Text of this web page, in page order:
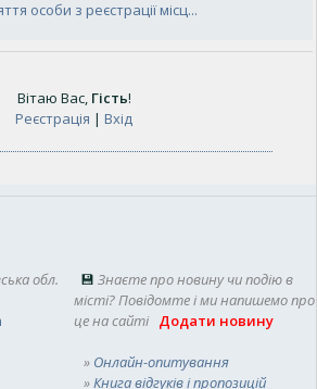
особи з реєстрації місц...
Вітаю Вас, Гість!
Реєстрація | Вхід
обл.
💾 Знаєте про новину чи подію в
місті? Повідомте і ми напишемо про
це на сайті Додати новину
» Онлайн-опитування
»Книга відгуків і пропозицій